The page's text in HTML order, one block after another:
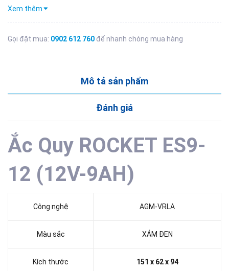
Xem thêm
Gọi đặt mua: 0902 612 760 để nhanh chóng mua hàng
Mô tả sản phẩm
Đánh giá
Ắc Quy ROCKET ES9-
12 (12V-9AH)
Công nghệ AGM-VRLA
Màu sắc XÁM ĐEN
Kích thước 151 x 62 x 94